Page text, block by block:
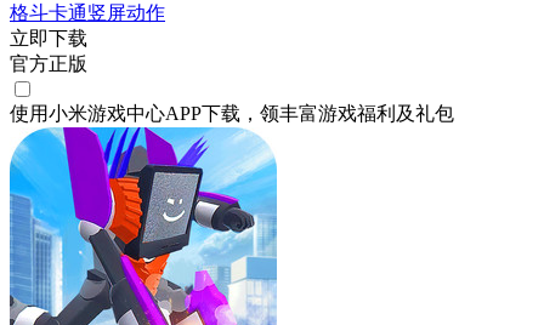
格斗卡通竖屏动作
立即下载
官方正版
使用小米游戏中心APP下载 ，领丰富游戏福利 及礼包